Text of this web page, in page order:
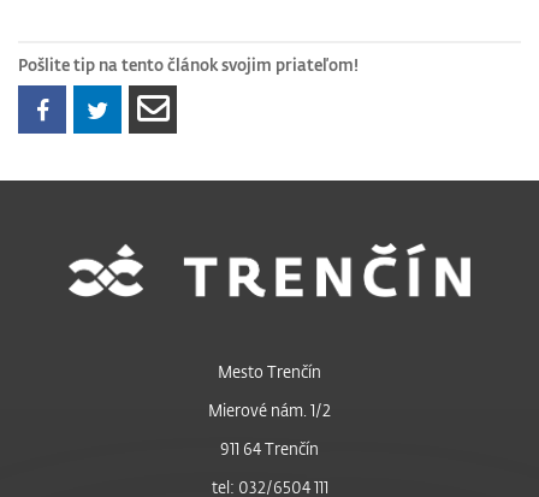
Pošlite tip na tento článok svojim priateľom!
Mesto Trenčín
Mierové nám. 1/2
911 64 Trenčín
tel: 032/6504 111